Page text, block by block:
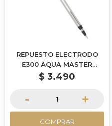
REPUESTO ELECTRODO
E300 AQUA MASTER
TOOLS
$ 3.490
- +
COMPRAR